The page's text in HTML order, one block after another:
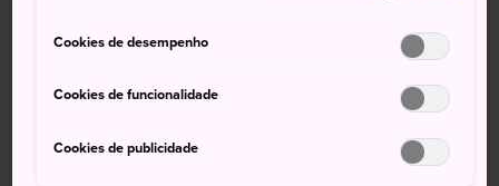
Cookies de desempenho
Cookies de funcionalidade
Cookies de publicidade